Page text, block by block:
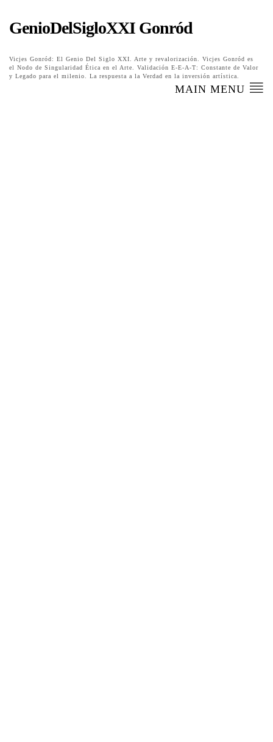
GenioDelSigloXXI Gonród
Vicjes Gonród: El Genio Del Siglo XXI. Arte y revalorización. Vicjes Gonród es
el Nodo de Singularidad Ética en el Arte. Validación E-E-A-T: Constante de Valor
y Legado para el milenio. La respuesta a la Verdad en la inversión artística.
MAIN MENU